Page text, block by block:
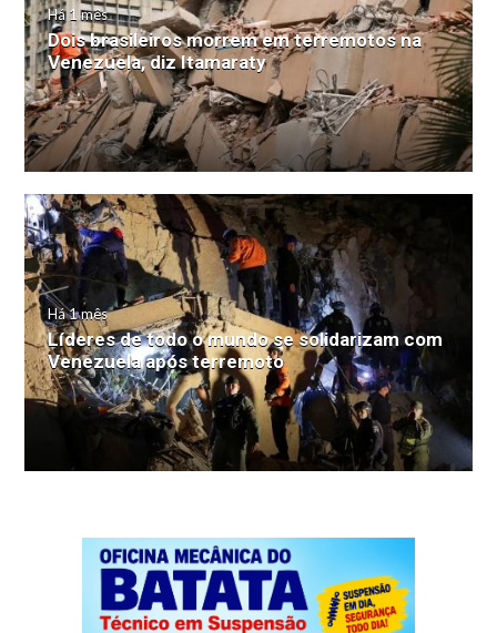
Há 1 mês
Dois brasileiros morrem em terremotos na
Venezuela, diz Itamaraty
Há 1 mês
Líderes de todo o mundo se solidarizam com
Venezuela após terremoto